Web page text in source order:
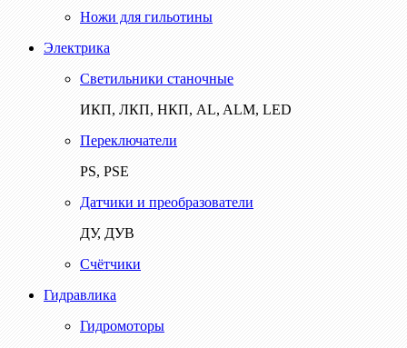
Ножи для гильотины
Электрика
Светильники станочные
ИКП, ЛКП, НКП, AL, ALM, LED
Переключатели
PS, PSE
Датчики и преобразователи
ДУ, ДУВ
Счётчики
Гидравлика
Гидромоторы